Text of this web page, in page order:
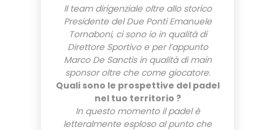
Il team dirigenziale oltre allo storico
Presidente del Due Ponti Emanuele
Tornaboni, ci sono io in qualità di
Direttore Sportivo e per l’appunto
Marco De Sanctis in qualità di main
sponsor oltre che come giocatore.
Quali sono le prospettive del padel
nel tuo territorio ?
In questo momento il padel è
letteralmente esploso al punto che